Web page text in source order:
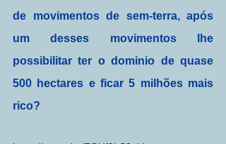
de movimentos de sem-terra, após
um desses movimentos lhe
possibilitar ter o dominio de quase
500 hectares e ficar 5 milhões mais
rico?